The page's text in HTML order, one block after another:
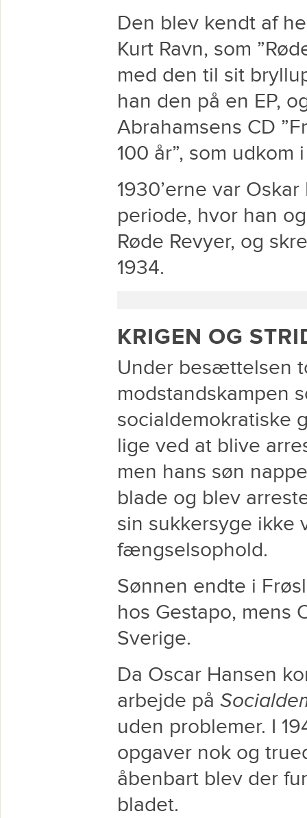
Den blev kendt af
Kurt Ravn, som
med den til sit
han den på en EP,
Abrahamsens CD
100 år”, som udkom
1930’erne var
periode, hvor han
Røde Revyer, og
1934.
KRIGEN OG
Under besættelsen
modstandskampen
socialdemokratiske
lige ved at blive
men hans søn
blade og blev
sin sukkersyge ikke
fængselsophold.
Sønnen endte i
hos Gestapo, mens
Sverige.
Da Oscar Hansen
arbejde på
uden problemer. I
opgaver nok og
åbenbart blev der
bladet.